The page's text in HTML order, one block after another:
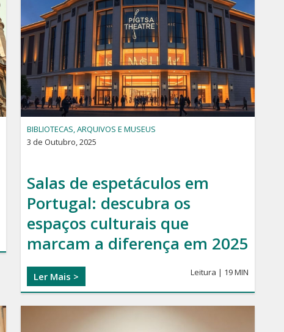
BIBLIOTECAS, ARQUIVOS E MUSEUS
3 de Outubro, 2025
Salas de espetáculos em
Portugal: descubra os
espaços culturais que
marcam a diferença em 2025
Ler Mais > Leitura | 19 MIN